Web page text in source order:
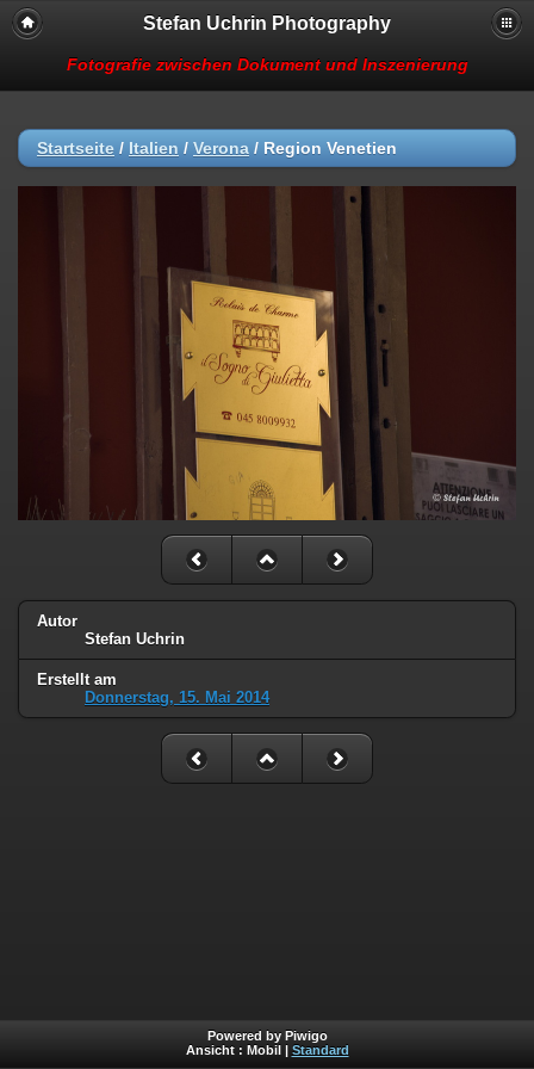
Stefan Uchrin Photography
Fotografie zwischen Dokument und Inszenierung
Startseite / Italien / Verona / Region Venetien
Autor
Stefan Uchrin
Erstellt am
Donnerstag, 15. Mai 2014
Powered by Piwigo
Ansicht : Mobil Standard